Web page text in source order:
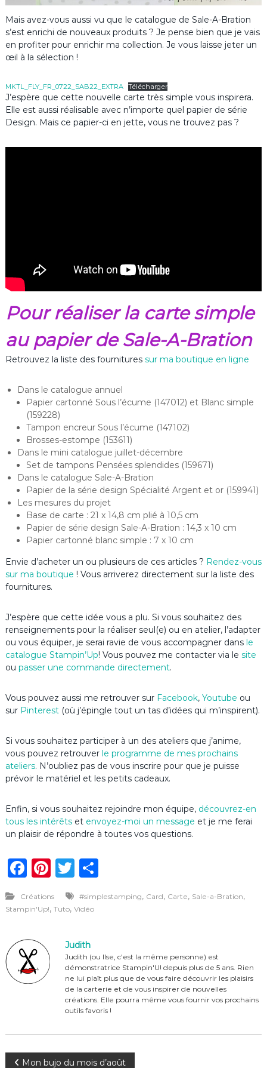
Mais avez-vous aussi vu que le catalogue de Sale-A-Bration
s’est enrichi de nouveaux produits ? Je pense bien que je vais
en profiter pour enrichir ma collection. Je vous laisse jeter un
œil à la sélection !
MKTL_FLY_FR_0722_SAB22_EXTRA Télécharger
J’espère que cette nouvelle carte très simple vous inspirera.
Elle est aussi réalisable avec n’importe quel papier de série
Design. Mais ce papier-ci en jette, vous ne trouvez pas ?
Pour réaliser la carte simple
au papier de Sale-A-Bration
Retrouvez la liste des fournitures sur ma boutique en ligne
Dans le catalogue annuel
Papier cartonné Sous l’écume (147012) et Blanc simple
(159228)
Tampon encreur Sous l’écume (147102)
Brosses-estompe (153611)
Dans le mini catalogue juillet-décembre
Set de tampons Pensées splendides (159671)
Dans le catalogue Sale-A-Bration
Papier de la série design Spécialité Argent et or (159941)
Les mesures du projet
Base de carte : 21 x 14,8 cm plié à 10,5 cm
Papier de série design Sale-A-Bration : 14,3 x 10 cm
Papier cartonné blanc simple : 7 x 10 cm
Envie d’acheter un ou plusieurs de ces articles ? Rendez-vous
sur ma boutique ! Vous arriverez directement sur la liste des
fournitures.
J’espère que cette idée vous a plu. Si vous souhaitez des
renseignements pour la réaliser seul(e) ou en atelier, l’adapter
ou vous équiper, je serai ravie de vous accompagner dans le
catalogue Stampin’Up! Vous pouvez me contacter via le site
ou passer une commande directement.
Vous pouvez aussi me retrouver sur Facebook, Youtube ou
sur Pinterest (où j’épingle tout un tas d’idées qui m’inspirent).
Si vous souhaitez participer à un des ateliers que j’anime,
vous pouvez retrouverle programme de mes prochains
ateliers. N’oubliez pas de vous inscrire pour que je puisse
prévoir le matériel et les petits cadeaux.
Enfin, si vous souhaitez rejoindre mon équipe, découvrez-en
tous les intérêtset envoyez-moi un message et je me ferai
un plaisir de répondre à toutes vos questions.
F
c
b
o
o
Pi
te
st
T
it
r
P
ta
Créations #simplestamping, Card, Carte, Sale-a-Bration,
Stampin'Up!, Tuto, Vidéo
Judith
Judith (ou Ilse, c'est la même personne) est
démonstratrice Stampin'U! depuis plus de 5 ans. Rien
ne lui plaît plus que de vous faire découvrir les plaisirs
de la carterie et de vous inspirer de nouvelles
créations. Elle pourra même vous fournir vos prochains
outils favoris !
Mon bujo du mois d’août